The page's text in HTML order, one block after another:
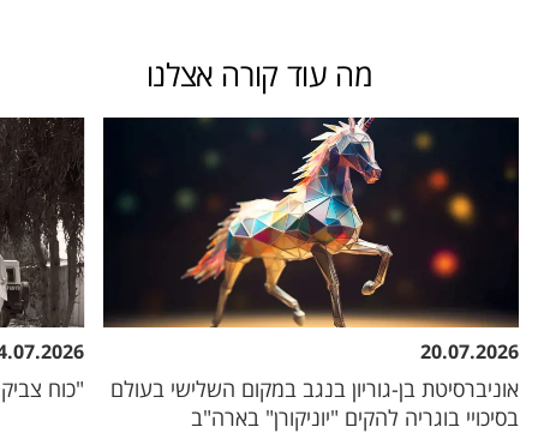
מה עוד קורה אצלנו
20.07.2026
אוניברסיטת בן-גוריון בנגב במקום השלישי בעולם
בסיכויי בוגריה להקים "יוניקורן" בארה"ב
"כוח